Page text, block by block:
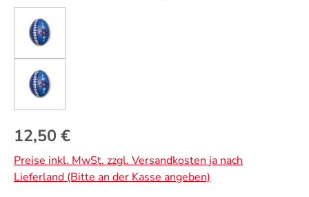
Regulärer Preis:
12,50 €
Preise inkl. MwSt. zzgl. Versandkosten ja nach
Lieferland (Bitte an der Kasse angeben)